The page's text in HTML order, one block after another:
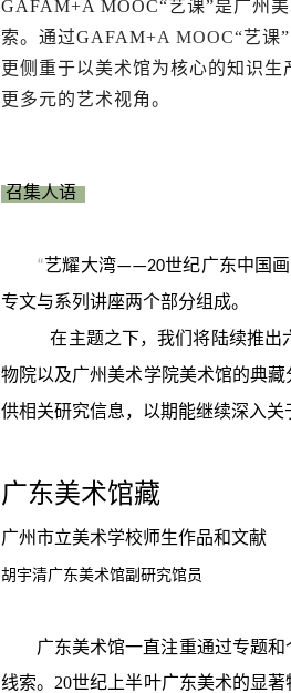
GAFAM+A MOOC“艺课”是广州
索。通过GAFAM+A MOOC“艺课
更侧重于以美术馆为核心的知识
更多元的艺术视角。
召集人语
“艺耀大湾——20世纪广东中国
专文与系列讲座两个部分组成。
在主题之下，我们将陆续推出
物院以及广州美术学院美术馆的典
供相关研究信息，以期能继续深入关
广东美术馆藏
广州市立美术学校师生作品和文献
胡宇清广东美术馆副研究馆员
广东美术馆一直注重通过专题
线索。20世纪上半叶广东美术的显